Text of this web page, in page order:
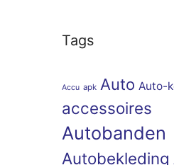
Tags
Accu apk Auto Auto-
accessoires
Autobanden
Autobekleding